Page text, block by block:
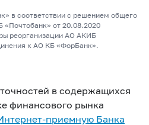
в соответствии с решением общего
от 20.08.2020
реорганизации АО АКИБ
к АО КБ «ФорБанк».
в содержащихся
финансового рынка
приемную Банка